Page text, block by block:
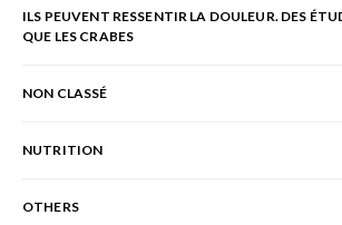
ILS PEUVENT RESSENTIR LA DOULEUR. DES
QUE LES CRABES
NON CLASSÉ
NUTRITION
OTHERS